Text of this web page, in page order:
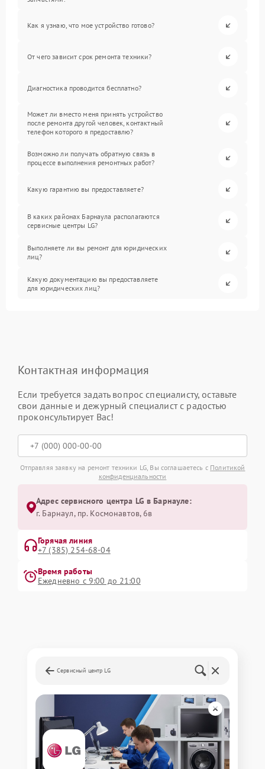
Как я узнаю, что мое устройство готово?
От чего зависит срок ремонта техники?
Диагностика проводится бесплатно?
Может ли вместо меня принять устройство
после ремонта другой человек, контактный
телефон которого я предоставлю?
Возможно ли получать обратную связь в
процессе выполнения ремонтных работ?
Какую гарантию вы предоставляете?
В каких районах Барнаула располагаются
сервисные центры LG?
Выполняете ли вы ремонт для юридических
лиц?
Какую документацию вы предоставляете
для юридических лиц?
Контактная информация
Если требуется задать вопрос специалисту, оставьте
свои данные и дежурный специалист с радостью
проконсультирует Вас!
Отправляя заявку на ремонт техники LG, Вы соглашаетесь с Политикой
конфиденциальности
Адрес сервисного центра LG в Барнауле:
г. Барнаул, ​пр. Космонавтов, 6в
Горячая линия
+7 (385) 254-68-04
Время работы
Ежедневно с 9:00 до 21:00
Сервисный центр LG